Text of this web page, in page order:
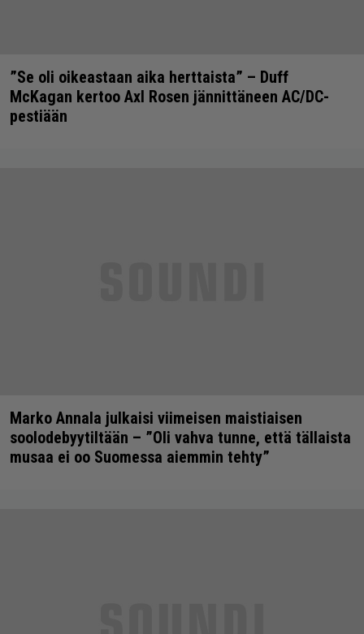
”Se oli oikeastaan aika herttaista” – Duff
McKagan kertoo Axl Rosen jännittäneen AC/DC-
pestiään
Marko Annala julkaisi viimeisen maistiaisen
soolodebyytiltään – ”Oli vahva tunne, että tällaista
musaa ei oo Suomessa aiemmin tehty”